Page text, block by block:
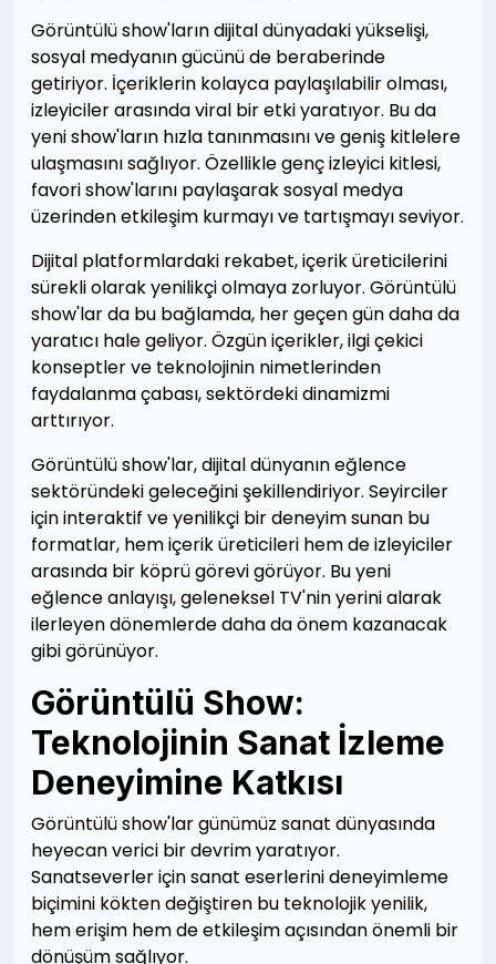
Görüntülü show'ların dijital dünyadaki yükselişi,
sosyal medyanın gücünü de beraberinde
getiriyor. İçeriklerin kolayca paylaşılabilir olması,
izleyiciler arasında viral bir etki yaratıyor. Bu da
yeni show'ların hızla tanınmasını ve geniş kitlelere
ulaşmasını sağlıyor. Özellikle genç izleyici kitlesi,
favori show'larını paylaşarak sosyal medya
üzerinden etkileşim kurmayı ve tartışmayı seviyor.
Dijital platformlardaki rekabet, içerik üreticilerini
sürekli olarak yenilikçi olmaya zorluyor. Görüntülü
show'lar da bu bağlamda, her geçen gün daha da
yaratıcı hale geliyor. Özgün içerikler, ilgi çekici
konseptler ve teknolojinin nimetlerinden
faydalanma çabası, sektördeki dinamizmi
arttırıyor.
Görüntülü show'lar, dijital dünyanın eğlence
sektöründeki geleceğini şekillendiriyor. Seyirciler
için interaktif ve yenilikçi bir deneyim sunan bu
formatlar, hem içerik üreticileri hem de izleyiciler
arasında bir köprü görevi görüyor. Bu yeni
eğlence anlayışı, geleneksel TV'nin yerini alarak
ilerleyen dönemlerde daha da önem kazanacak
gibi görünüyor.
Görüntülü Show:
Teknolojinin Sanat İzleme
Deneyimine Katkısı
Görüntülü show'lar günümüz sanat dünyasında
heyecan verici bir devrim yaratıyor.
Sanatseverler için sanat eserlerini deneyimleme
biçimini kökten değiştiren bu teknolojik yenilik,
hem erişim hem de etkileşim açısından önemli bir
dönüşüm sağlıyor.